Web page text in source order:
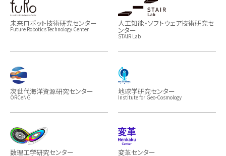
未来ロボット技術研究センター
Future Robotics Technology Center
人工知能・ソフトウェア技術研究セ
ンター
STAIR Lab
次世代海洋資源研究センター
ORCeNG
地球学研究センター
Institute for Geo-Cosmology
数理工学研究センター 変革センター